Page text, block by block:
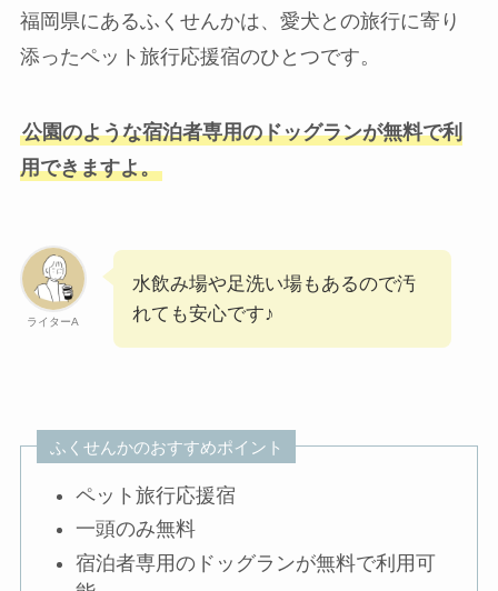
福岡県にあるふくせんかは、愛犬との旅行に寄り
添ったペット旅行応援宿のひとつです。
公園のような宿泊者専用のドッグランが無料で利
用できますよ。
ライターA
水飲み場や足洗い場もあるので汚
れても安心です♪
ふくせんかのおすすめポイント
ペット旅行応援宿
一頭のみ無料
宿泊者専用のドッグランが無料で利用可